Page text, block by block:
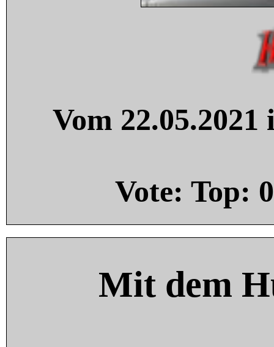
Vom
Vote: Top: 0
Mit dem